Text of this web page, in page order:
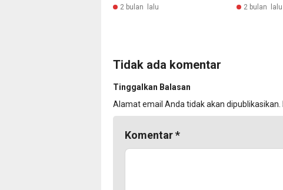
2 bulan lalu 2 bulan lalu
Tidak ada komentar
Tinggalkan Balasan
Alamat email Anda tidak akan dipublikasikan.
Komentar*